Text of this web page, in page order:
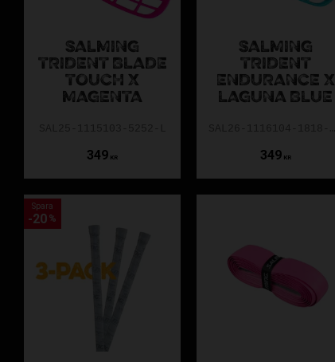
SALMING
TRIDENT BLADE
TOUCH X
MAGENTA
349 KR
SALMING
TRIDENT
ENDURANCE X
LAGUNA BLUE
349KR
Spara
20 %